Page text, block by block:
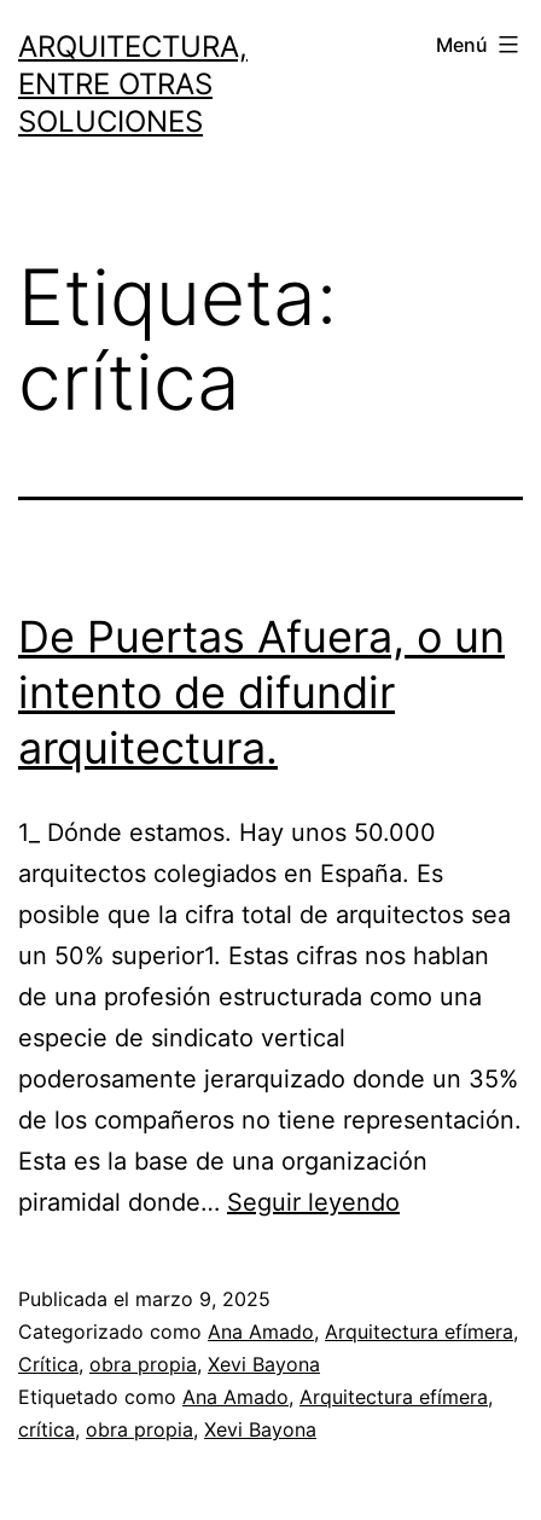
contenido
ARQUITECTURA,
ENTRE OTRAS
SOLUCIONES
Menú
Etiqueta:
crítica
De Puertas Afuera, o un
intento de difundir
arquitectura.
1_ Dónde estamos. Hay unos 50.000
arquitectos colegiados en España. Es
posible que la cifra total de arquitectos sea
un 50% superior1. Estas cifras nos hablan
de una profesión estructurada como una
especie de sindicato vertical
poderosamente jerarquizado donde un 35%
de los compañeros no tiene representación.
Esta es la base de una organización
piramidal donde… Seguir leyendo
o
intento
Publicada el marzo 9, 2025
Categorizado como Ana Amado, Arquitectura efímera,
Crítica, obra propia, Xevi Bayona
Etiquetado como Ana Amado, Arquitectura efímera,
crítica, obra propia, Xevi Bayona